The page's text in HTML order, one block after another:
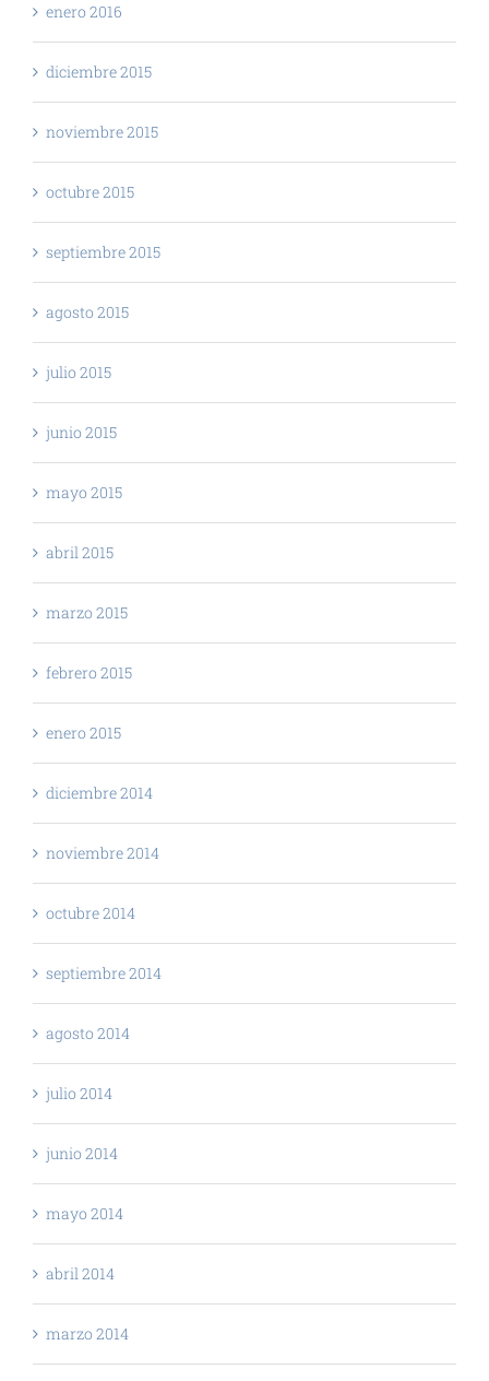
enero 2016
diciembre 2015
noviembre 2015
octubre 2015
septiembre 2015
agosto 2015
julio 2015
junio 2015
mayo 2015
abril 2015
marzo 2015
febrero 2015
enero 2015
diciembre 2014
noviembre 2014
octubre 2014
septiembre 2014
agosto 2014
julio 2014
junio 2014
mayo 2014
abril 2014
marzo 2014